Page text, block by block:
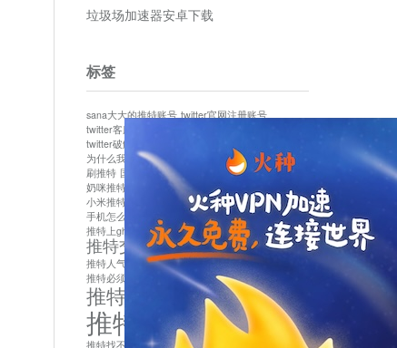
垃圾场加速器安卓下载
标签
sana大大的推特账号 twitter官网注册账号
twitter客服
twitter破解版下载
为什么我推特无法保存设置
作者sana推特是什么
刷推特 国内为什么不能用twitter 国内能用twitter吗
奶咪推特
如何找回推特密码
小米推特闪退是怎么回事 怎么看推特上的视频
手机怎么注册推特账号
推特devil
推特上ghs的女博主
推特交友软件app下载
推特人气萌货小蔡头喵喵喵 推特实名制
推特必须用外网吗
推特怎么取消关联手机号
推特怎么看敏感内容苹果
推特找不到账号 推特注册必须要手机号